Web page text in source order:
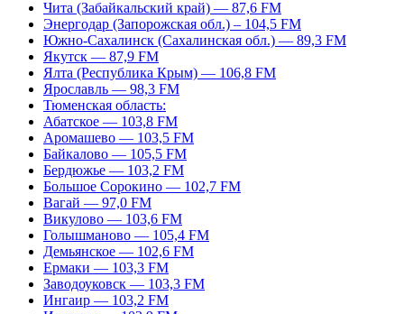
Чита (Забайкальский край) — 87,6 FM
Энергодар (Запорожская обл.) – 104,5 FM
Южно-Сахалинск (Сахалинская обл.) — 89,3 FM
Якутск — 87,9 FM
Ялта (Республика Крым) — 106,8 FM
Ярославль — 98,3 FM
Тюменская область:
Абатское — 103,8 FM
Аромашево — 103,5 FM
Байкалово — 105,5 FM
Бердюжье — 103,2 FM
Большое Сорокино — 102,7 FM
Вагай — 97,0 FM
Викулово — 103,6 FM
Голышманово — 105,4 FM
Демьянское — 102,6 FM
Ермаки — 103,3 FM
Заводоуковск — 103,3 FM
Ингаир — 103,2 FM